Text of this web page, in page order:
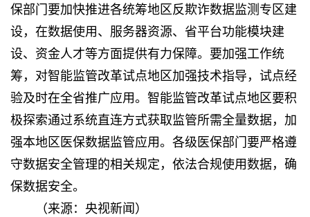
保部门要加快推进各统筹地区反欺诈数据监测专区建
设，在数据使用、服务器资源、省平台功能模块建
设、资金人才等方面提供有力保障。要加强工作统
筹，对智能监管改革试点地区加强技术指导，试点经
验及时在全省推广应用。智能监管改革试点地区要积
极探索通过系统直连方式获取监管所需全量数据，加
强本地区医保数据监管应用。各级医保部门要严格遵
守数据安全管理的相关规定，依法合规使用数据，确
保数据安全。
（来源：央视新闻）